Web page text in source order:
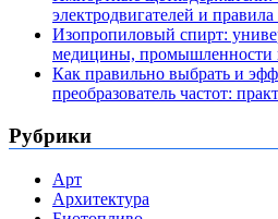
электродвигателей и
Изопропиловый спирт:
медицины, промышленности
Как правильно выбрать и
преобразователь частот:
Рубрики
Арт
Архитектура